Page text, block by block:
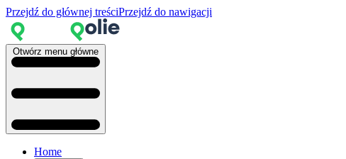
Przejdź do głównej treściPrzejdź do nawigacji
Otwórz menu główne
Home